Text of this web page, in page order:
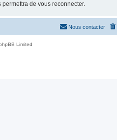
de vous reconnecter.
Nous contacter
Limited